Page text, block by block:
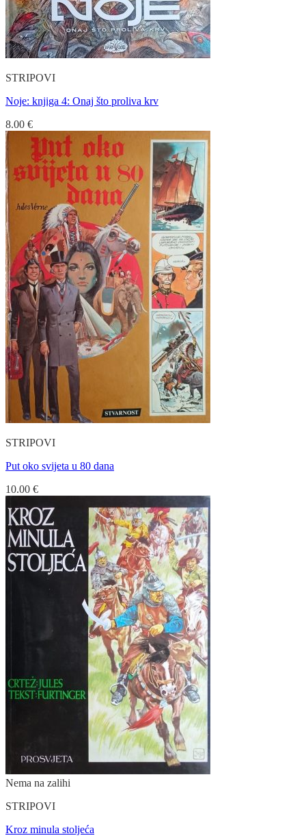
STRIPOVI
Noje: knjiga 4: Onaj što proliva krv
8.00 €
STRIPOVI
Put oko svijeta u 80 dana
10.00 €
Nema na zalihi
STRIPOVI
Kroz minula stoljeća